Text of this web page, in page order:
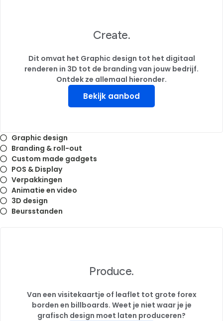
Create.
Dit omvat het Graphic design tot het digitaal
renderen in 3D tot de branding van jouw bedrijf.
Ontdek ze allemaal hieronder.
Bekijk aanbod
Graphic design
Branding & roll-out
Custom made gadgets
POS & Display
Verpakkingen
Animatie en video
3D design
Beursstanden
Produce.
Van een visitekaartje of leaflet tot grote forex
borden en billboards. Weet je niet waar je je
grafisch design moet laten produceren?